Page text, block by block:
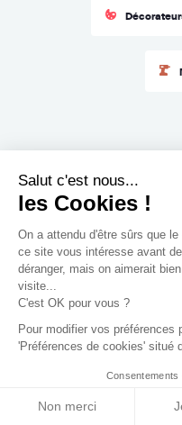
Salut c'est nous...
les Cookies !
On a attendu d'être sûrs que le
ce site vous intéresse avant
déranger, mais on aimerait
visite...
C'est OK pour vous ?
Pour modifier vos préférences
'Préférences de cookies' situé
Consentements
Non merci
Faire
projet : 4